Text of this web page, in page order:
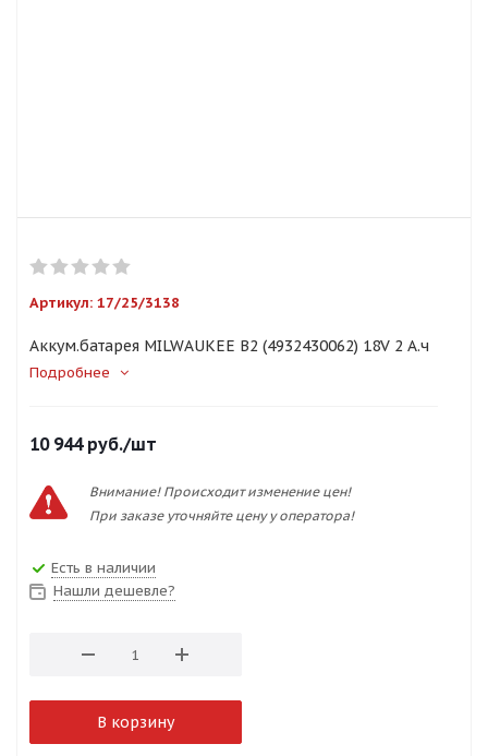
Артикул: 17/25/3138
Аккум.батарея MILWAUKEE B2 (4932430062) 18V 2 А.ч
Подробнее
10 944руб./шт
Внимание! Происходит изменение цен!
При заказе уточняйте цену у оператора!
Есть в наличии
Нашли дешевле?
В корзину